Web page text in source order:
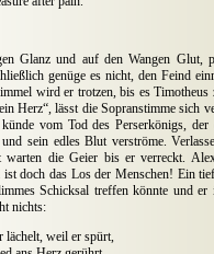
Glanz und auf den Wangen Glut,
genüge es nicht, den Feind
wird er trotzen, bis es
Herz“, lässt die Sopranstimme sich
vom Tod des Perserkönigs,
sein edles Blut verströme.
warten die Geier bis er verreckt.
doch das Los der Menschen! Ein
Schicksal treffen könnte und
nichts:
lächelt, weil er spürt,